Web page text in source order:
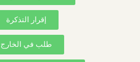
إقرار التذكرة
طلب في الخارج